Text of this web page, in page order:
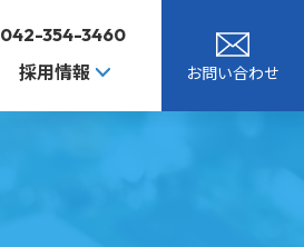
042-354-3460
採用情報 お問い合わせ